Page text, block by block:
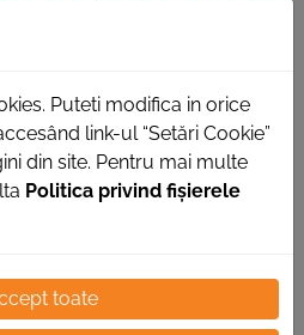
Puteti modifica in orice
link-ul “Setări Cookie”
din site. Pentru mai multe
Politica privind fișierele
toate